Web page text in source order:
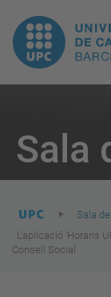
UPC.
de
Sala
here:
Sala
L'aplicació 'Horaris
Consell Social